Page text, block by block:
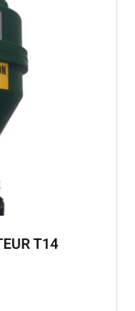
T14